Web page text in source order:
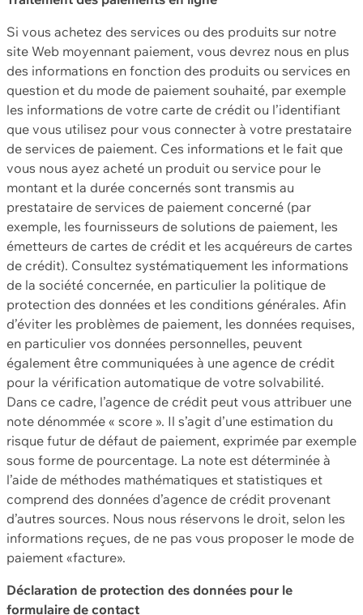
Si vous achetez des services ou des produits sur notre
site Web moyennant paiement, vous devrez nous en plus
des informations en fonction des produits ou services en
question et du mode de paiement souhaité, par exemple
les informations de votre carte de crédit ou l’identifiant
que vous utilisez pour vous connecter à votre prestataire
de services de paiement. Ces informations et le fait que
vous nous ayez acheté un produit ou service pour le
montant et la durée concernés sont transmis au
prestataire de services de paiement concerné (par
exemple, les fournisseurs de solutions de paiement, les
émetteurs de cartes de crédit et les acquéreurs de cartes
de crédit). Consultez systématiquement les informations
de la société concernée, en particulier la politique de
protection des données et les conditions générales. Afin
d’éviter les problèmes de paiement, les données requises,
en particulier vos données personnelles, peuvent
également être communiquées à une agence de crédit
pour la vérification automatique de votre solvabilité.
Dans ce cadre, l’agence de crédit peut vous attribuer une
note dénommée « score ». Il s’agit d’une estimation du
risque futur de défaut de paiement, exprimée par exemple
sous forme de pourcentage. La note est déterminée à
l’aide de méthodes mathématiques et statistiques et
comprend des données d’agence de crédit provenant
d’autres sources. Nous nous réservons le droit, selon les
informations reçues, de ne pas vous proposer le mode de
paiement «facture».
Déclaration de protection des données pour le
formulaire de contact